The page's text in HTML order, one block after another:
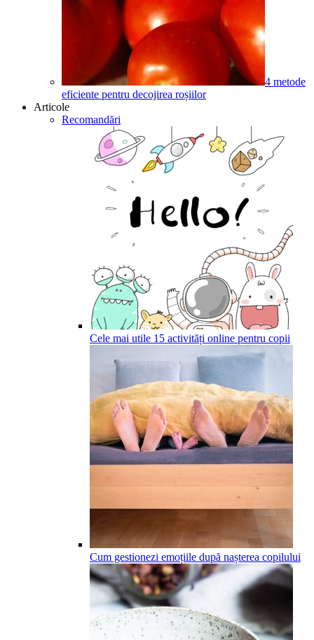
4 metode
eficiente pentru decojirea roșiilor
Articole
Recomandări
Cele mai utile 15 activități online pentru copii
Cum gestionezi emoțiile după nașterea copilului